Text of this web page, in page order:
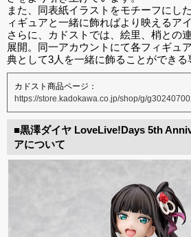
また、同表紙イラストをモチーフにし
ィギュアと一緒に飾ればより映えるア
さらに、カドストでは、絵里、梢との
展開。同一アカウントにて各フィギュ
典として3人を一緒に飾ることができる
カドスト商品ページ：
https://store.kadokawa.co.jp/shop/g/
■黒澤ダイヤ LoveLive!Days 5th
アについて